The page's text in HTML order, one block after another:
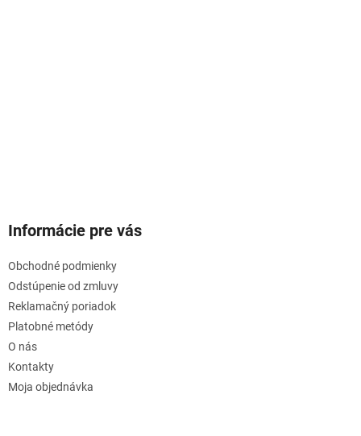
Informácie pre vás
Obchodné podmienky
Odstúpenie od zmluvy
Reklamačný poriadok
Platobné metódy
O nás
Kontakty
Moja objednávka